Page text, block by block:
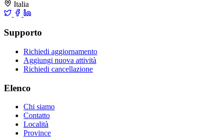
Italia
Supporto
Richiedi aggiornamento
Aggiungi nuova attività
Richiedi cancellazione
Elenco
Chi siamo
Contatto
Località
Province